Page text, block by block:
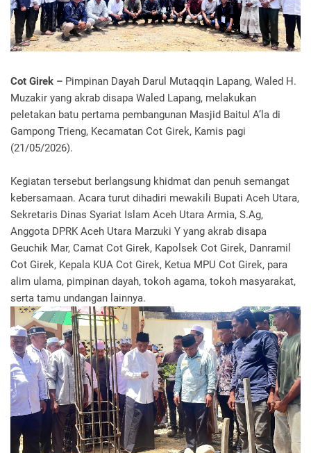
Cot Girek – Pimpinan Dayah Darul Mutaqqin Lapang, Waled H.
Muzakir yang akrab disapa Waled Lapang, melakukan
peletakan batu pertama pembangunan Masjid Baitul A’la di
Gampong Trieng, Kecamatan Cot Girek, Kamis pagi
(21/05/2026).
Kegiatan tersebut berlangsung khidmat dan penuh semangat
kebersamaan. Acara turut dihadiri mewakili Bupati Aceh Utara,
Sekretaris Dinas Syariat Islam Aceh Utara Armia, S.Ag,
Anggota DPRK Aceh Utara Marzuki Y yang akrab disapa
Geuchik Mar, Camat Cot Girek, Kapolsek Cot Girek, Danramil
Cot Girek, Kepala KUA Cot Girek, Ketua MPU Cot Girek, para
alim ulama, pimpinan dayah, tokoh agama, tokoh masyarakat,
serta tamu undangan lainnya.